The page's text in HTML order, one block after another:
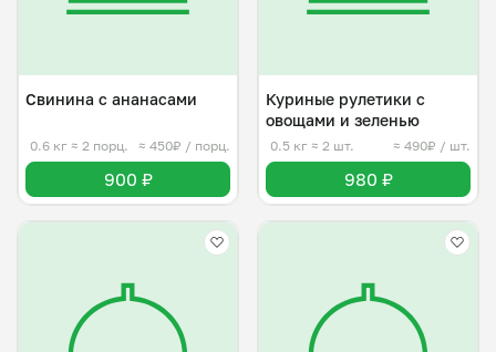
Свинина с ананасами
0.6 кг ≈ 2 порц. ≈ 450₽ / порц.
900 ₽
Куриные рулетики с
овощами и зеленью
0.5 кг ≈ 2 шт. ≈ 490₽ / шт.
980 ₽